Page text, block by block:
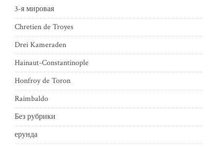
3-я мировая
Chretien de Troyes
Drei Kameraden
Hainaut-Constantinople
Honfroy de Toron
Raimbaldo
Без рубрики
ерунда